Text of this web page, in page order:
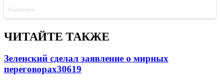
ЧИТАЙТЕ ТАКЖЕ
Зеленский сделал заявление о мирных
переговорах30619